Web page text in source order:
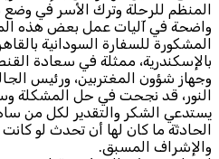
المنظم للرحلة وترك الأسر في
واضحة في آليات عمل بعض هذه
المشكورة للسفارة السودانية
بالإسكندرية، ممثلة في سعادة
وجهاز شؤون المغتربين، ورئيس
النور، قد نجحت في حل المشكلة
يستدعي الشكر والتقدير لكل من
الحادثة ما كان لها أن تحدث لو
والإشراف المسبق.